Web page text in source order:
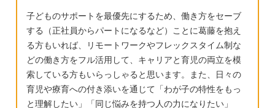
精神遅滞との診断がでました。お子様には支
援級に移る事を勧めます。新年度から移れる
ように手続きを急いで下さい。」と言われま
した。 「ADHDでは無いんですか？」
「ADHDと間違えられる事が多いんですが精
神遅滞です」「もしかしたらADHDもあるの
人以上で遊ぶと無視されたり辛い一面もあり
ますが）暴力や離席などもないため学校から
はなにか言われたことはありません。 どんな
ことを聞いても、学校側の本人は頑張ってま
すよ的な言葉を信用して様子をみるべきなの
か、何度も専門医に診てもらう手立てを踏ん
子どものサポートを最優先にするため、働き方をセーブ
する（正社員からパートになるなど）ことに葛藤を抱え
る方もいれば、リモートワークやフレックスタイム制な
どの働き方をフル活用して、キャリアと育児の両立を模
索している方もいらっしゃると思います。また、日々の
育児や療育への付き添いを通じて「わが子の特性をもっ
と理解したい」「同じ悩みを持つ人の力になりたい」